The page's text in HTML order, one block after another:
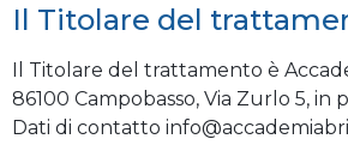
Il Titolare del
Il Titolare del trattamento è
86100 Campobasso, Via Zurlo 5, in
Dati di contatto